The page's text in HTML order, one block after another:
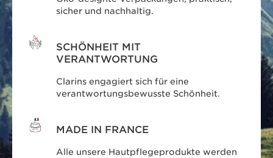
sicher und nachhaltig.
SCHÖNHEIT MIT
VERANTWORTUNG
Clarins engagiert sich für eine
verantwortungsbewusste Schönheit.
MADE IN FRANCE
Alle unsere Hautpflegeprodukte werden